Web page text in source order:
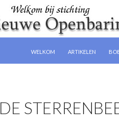
WELKOM
ARTIKELEN
DE